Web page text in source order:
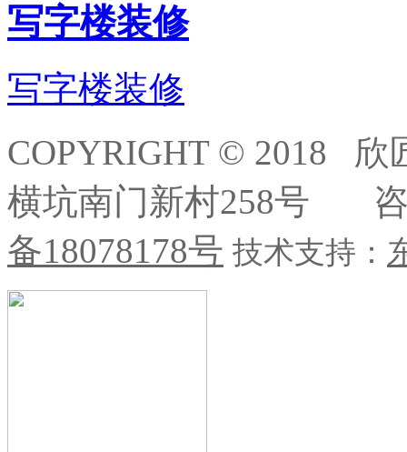
写字楼装修
写字楼装修
COPYRIGHT © 2018
横坑南门新村258号 咨
备18078178号 技术支持：